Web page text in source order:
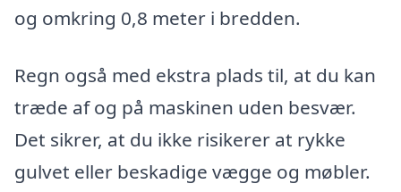
og omkring 0,8 meter i bredden.
Regn også med ekstra plads til, at du kan
træde af og på maskinen uden besvær.
Det sikrer, at du ikke risikerer at rykke
gulvet eller beskadige vægge og møbler.